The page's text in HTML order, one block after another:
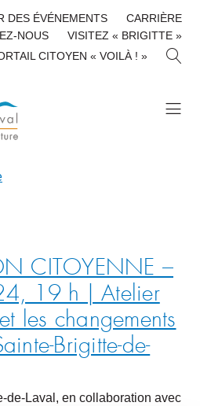
DES ÉVÉNEMENTS
CARRIÈRE
NOUS
VISITEZ « BRIGITTE »
CITOYEN « VOILÀ ! »
H
CITOYENNE –
19 h | Atelier
les changements
Brigitte-de-
de-Laval, en collaboration avec